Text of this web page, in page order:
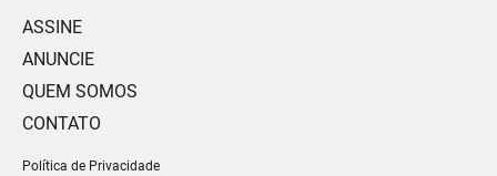
ASSINE
ANUNCIE
QUEM SOMOS
CONTATO
Política de Privacidade